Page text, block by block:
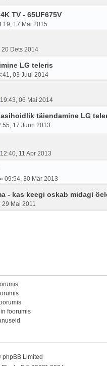
TV - 65UF675V
17 Mai 2015
20 Dets 2014
LG teleris
03 Juul 2014
19:43, 06 Mai 2014
täiendamine LG
17 Juun 2013
12:40, 11 Apr 2013
» 09:54, 30 Mär 2013
- kas keegi oskab midagi
29 Mai 2011
foorumis
Limited